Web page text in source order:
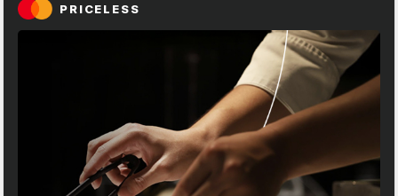
PRICELESS